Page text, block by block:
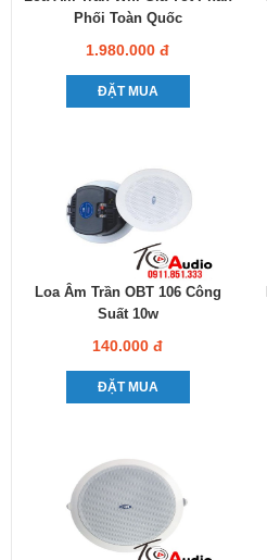
Phối Toàn Quốc
1.980.000 đ
ĐẶT MUA
Loa Âm Trần OBT 106 Công
Suất 10w
140.000 đ
ĐẶT MUA